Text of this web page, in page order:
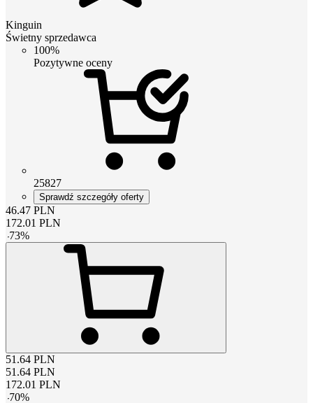
Kinguin
Świetny sprzedawca
100%
Pozytywne oceny
25827
Sprawdź szczegóły oferty
46.47 PLN
172.01 PLN
-73%
51.64 PLN
51.64 PLN
172.01 PLN
-70%